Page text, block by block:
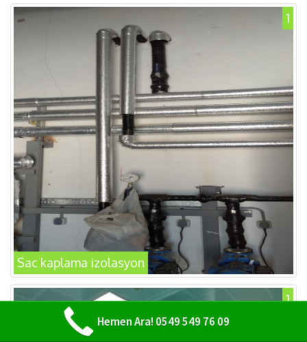
1
Sac kaplama izolasyon
1
Hemen Ara! 0549 549 76 09